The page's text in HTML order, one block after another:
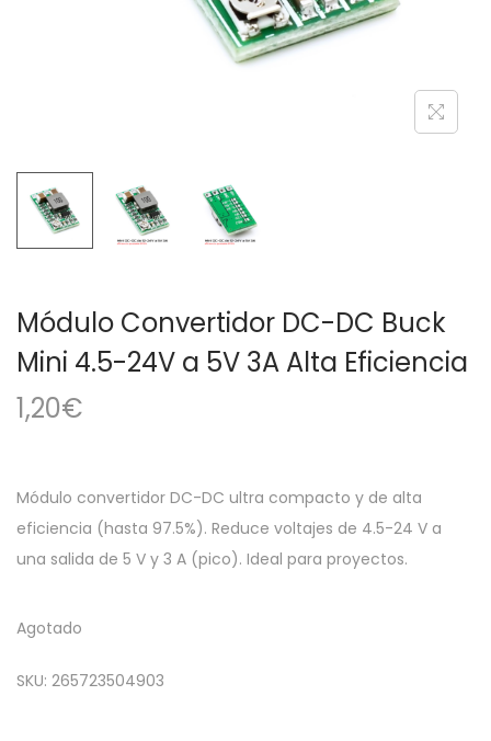
a
c
i
d
Módulo Convertidor DC-DC Buck
Mini 4.5-24V a 5V 3A Alta Eficiencia
1,20€
Módulo convertidor DC-DC ultra compacto y de alta
eficiencia (hasta 97.5%). Reduce voltajes de 4.5-24 V a
una salida de 5 V y 3 A (pico). Ideal para proyectos.
Agotado
SKU: 265723504903